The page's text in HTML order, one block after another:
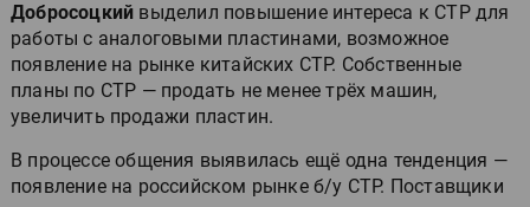
Добросоцкий выделил повышение интереса к CTP для
работы с аналоговыми пластинами, возможное
появление на рынке китайских CTP. Собственные
планы по CTP — продать не менее трёх машин,
увеличить продажи пластин.
В процессе общения выявилась ещё одна тенденция —
появление на российском рынке б/у CTP. Поставщики